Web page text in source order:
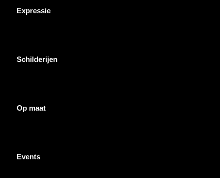
Expressie
Schilderijen
Op maat
Events